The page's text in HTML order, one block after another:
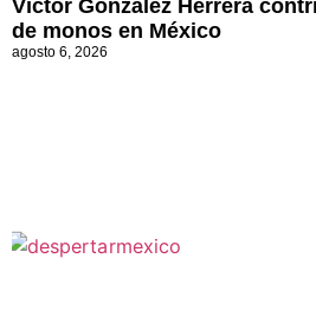
Víctor González Herrera
de monos en México
agosto 6, 2026